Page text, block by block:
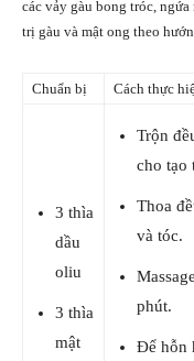
các vảy gàu bong tróc,
trị gàu và mật ong theo
Chuẩn bị Cách thực
3 thìa
dầu
oliu
3 thìa
mật
Trộn
cho tạo
Thoa
và tóc.
phút.
Để hỗn